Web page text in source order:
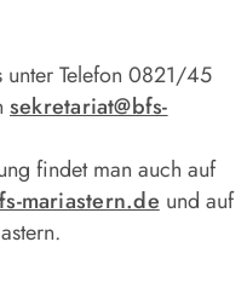
Telefon 0821/45
sekretariat@bfs-
findet man auch auf
­mariastern.deund auf